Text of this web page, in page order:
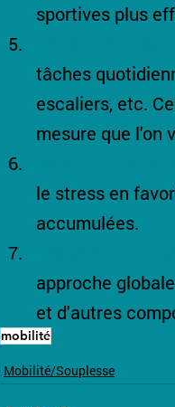
sportives plus
tâches
escaliers, etc.
mesure que l'on
le stress en
accumulées.
approche
et d'autres
mobilité
Mobilité/Souplesse